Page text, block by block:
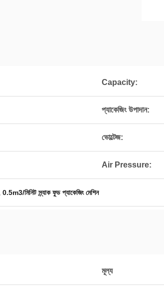
Capacity:
প্যাকেজিং উপাদান:
ভোল্টেজ:
Air Pressure:
0.5m3/মিনিট স্ন্যাক ফুড প্যাকেজিং মেশিন
মূল্য